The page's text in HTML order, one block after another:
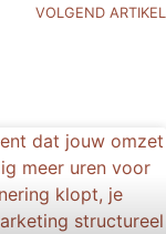
VOLGEND ARTIKEL